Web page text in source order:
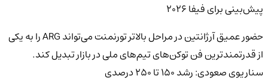
پیش‌بینی برای فیفا ۲۰۲۶
حضور عمیق آرژانتین در مراحل بالاتر تورنمنت می‌تواند ARG را به یکی
از قدرتمندترین فن توکن‌های تیم‌های ملی در بازار تبدیل کند.
سناریوی صعودی: رشد ۱۵۰ تا ۲۵۰ درصدی